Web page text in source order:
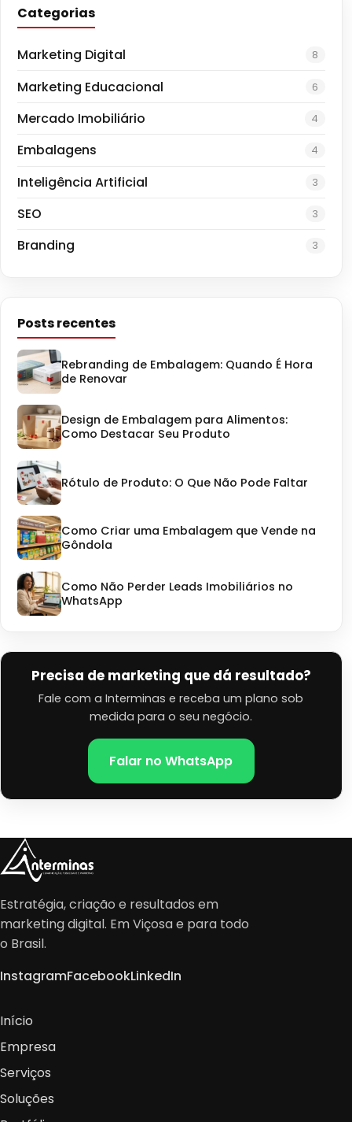
Categorias
Marketing Digital 8
Marketing Educacional 6
Mercado Imobiliário 4
Embalagens 4
Inteligência Artificial 3
SEO 3
Branding 3
Posts recentes
Rebranding de Embalagem: Quando É Hora
de Renovar
Design de Embalagem para Alimentos:
Como Destacar Seu Produto
Rótulo de Produto: O Que Não Pode Faltar
Como Criar uma Embalagem que Vende na
Gôndola
Como Não Perder Leads Imobiliários no
WhatsApp
Precisa de marketing que dá resultado?
Fale com a Interminas e receba um plano sob
medida para o seu negócio.
Falar no WhatsApp
Estratégia, criação e resultados em
marketing digital. Em Viçosa e para todo
o Brasil.
InstagramFacebookLinkedIn
Início
Empresa
Serviços
Soluções